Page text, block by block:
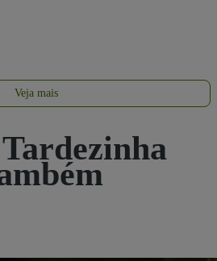
Veja mais